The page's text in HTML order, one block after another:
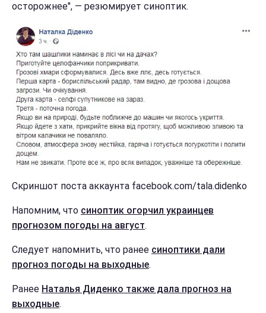
осторожнее", — резюмирует синоптик.
Скриншот поста аккаунта facebook.com/tala.didenko
Напомним, что синоптик огорчил украинцев
прогнозом погоды на август.
Следует напомнить, что ранее синоптики дали
прогноз погоды на выходные.
Ранее Наталья Диденко также дала прогноз на
выходные.